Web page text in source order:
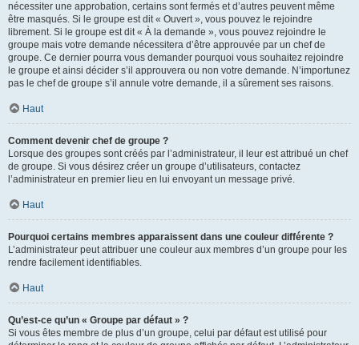
nécessiter une approbation, certains sont fermés et d’autres peuvent même
être masqués. Si le groupe est dit « Ouvert », vous pouvez le rejoindre
librement. Si le groupe est dit « À la demande », vous pouvez rejoindre le
groupe mais votre demande nécessitera d’être approuvée par un chef de
groupe. Ce dernier pourra vous demander pourquoi vous souhaitez rejoindre
le groupe et ainsi décider s’il approuvera ou non votre demande. N’importunez
pas le chef de groupe s’il annule votre demande, il a sûrement ses raisons.
Haut
Comment devenir chef de groupe ?
Lorsque des groupes sont créés par l’administrateur, il leur est attribué un chef
de groupe. Si vous désirez créer un groupe d’utilisateurs, contactez
l’administrateur en premier lieu en lui envoyant un message privé.
Haut
Pourquoi certains membres apparaissent dans une couleur différente ?
L’administrateur peut attribuer une couleur aux membres d’un groupe pour les
rendre facilement identifiables.
Haut
Qu’est-ce qu’un « Groupe par défaut » ?
Si vous êtes membre de plus d’un groupe, celui par défaut est utilisé pour